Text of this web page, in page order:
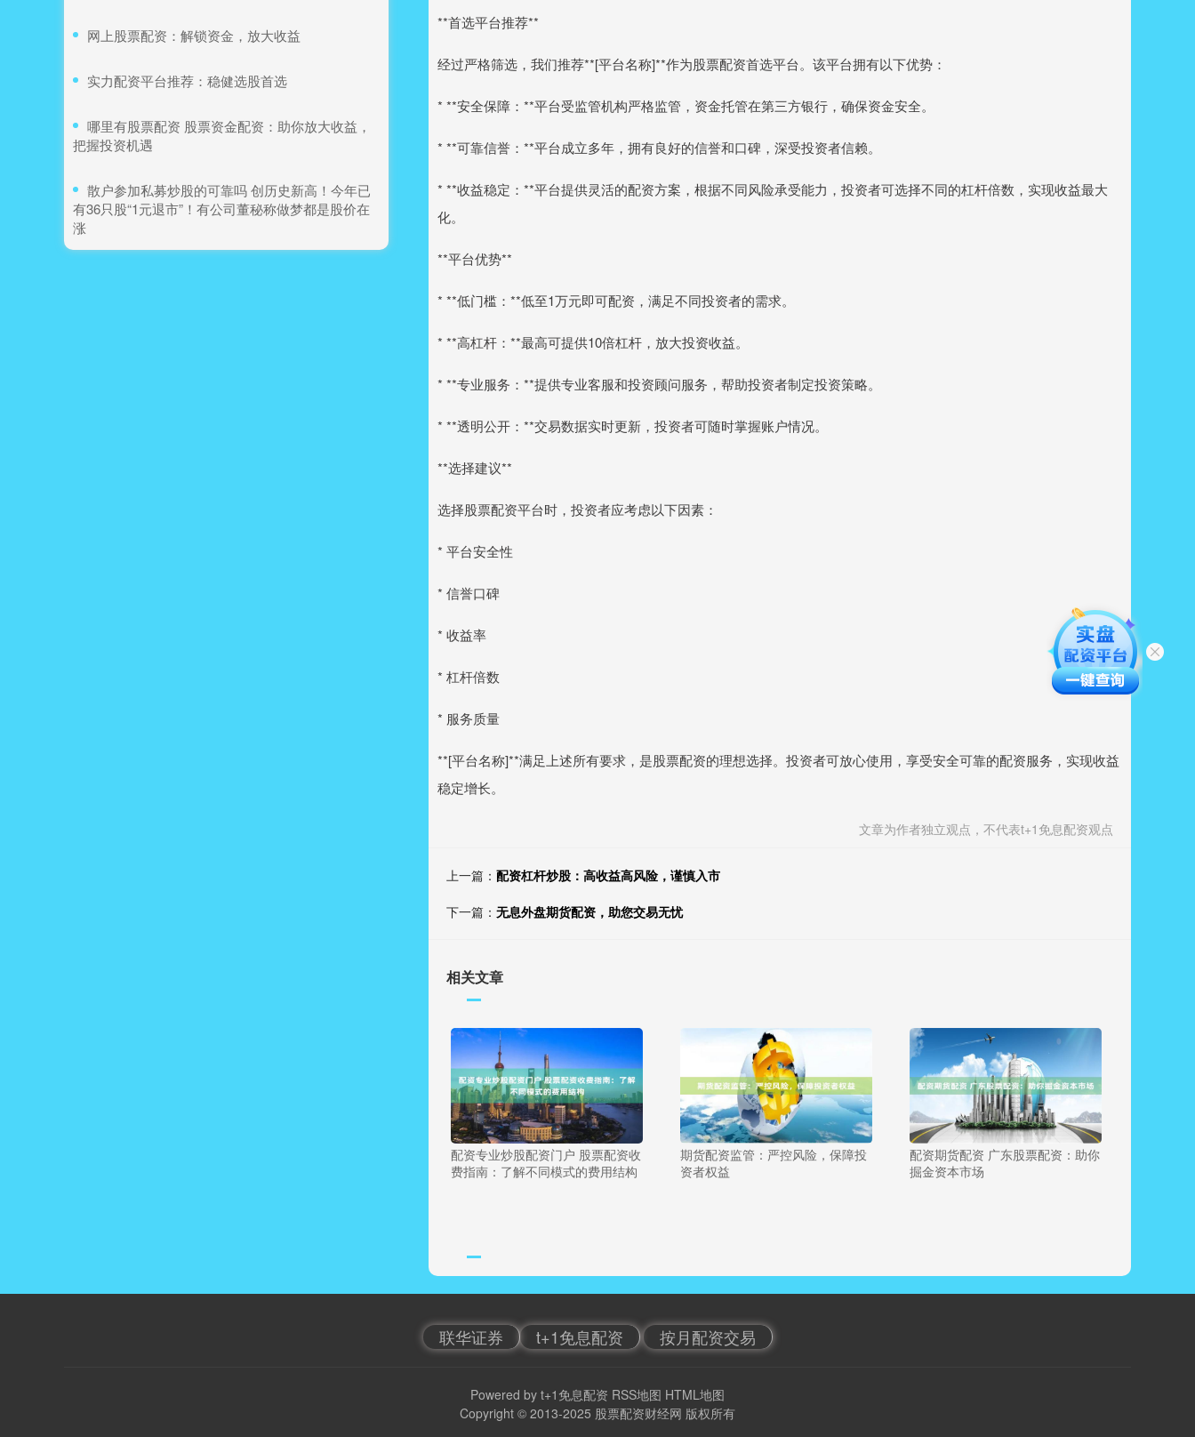
**首选平台推荐**
经过严格筛选，我们推荐**[平台名称]**作为股票配资首选平台。该平台拥有以下优势：
* **安全保障：**平台受监管机构严格监管，资金托管在第三方银行，确保资金安全。
* **可靠信誉：**平台成立多年，拥有良好的信誉和口碑，深受投资者信赖。
* **收益稳定：**平台提供灵活的配资方案，根据不同风险承受能力，投资者可选择不同的杠杆倍数，实现收益最大
化。
**平台优势**
* **低门槛：**低至1万元即可配资，满足不同投资者的需求。
* **高杠杆：**最高可提供10倍杠杆，放大投资收益。
* **专业服务：**提供专业客服和投资顾问服务，帮助投资者制定投资策略。
* **透明公开：**交易数据实时更新，投资者可随时掌握账户情况。
**选择建议**
选择股票配资平台时，投资者应考虑以下因素：
* 平台安全性
* 信誉口碑
* 收益率
* 杠杆倍数
* 服务质量
**[平台名称]**满足上述所有要求，是股票配资的理想选择。投资者可放心使用，享受安全可靠的配资服务，实现收益
稳定增长。
文章为作者独立观点，不代表t+1免息配资观点
上一篇： 配资杠杆炒股：高收益高风险，谨慎入市
下一篇： 无息外盘期货配资，助您交易无忧
相关文章
配资专业炒股配资门户 股票配资收
费指南：了解不同模式的费用结构
期货配资监管：严控风险，保障投
资者权益
配资期货配资 广东股票配资：助你
掘金资本市场
​网上股票配资：解锁资金，放大收益
​实力配资平台推荐：稳健选股首选
​哪里有股票配资 股票资金配资：助你放大收益，
把握投资机遇
​散户参加私募炒股的可靠吗 创历史新高！今年已
有36只股“1元退市”！有公司董秘称做梦都是股价在
涨
联华证券 t+1免息配资 按月配资交易
Powered by t+1免息配资 RSS地图 HTML地图
Copyright © 2013-2025 股票配资财经网 版权所有